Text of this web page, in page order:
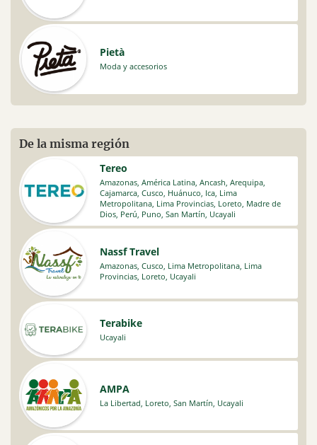
Pietà
Moda y accesorios
De la misma región
Tereo
Amazonas, América Latina, Ancash, Arequipa,
Cajamarca, Cusco, Huánuco, Ica, Lima
Metropolitana, Lima Provincias, Loreto, Madre de
Dios, Perú, Puno, San Martín, Ucayali
Nassf Travel
Amazonas, Cusco Lima Metropolitana, Lima
Provincias, Loreto Ucayali
Terabike
Ucayali
AMPA
La Libertad Loreto San Martín Ucayali